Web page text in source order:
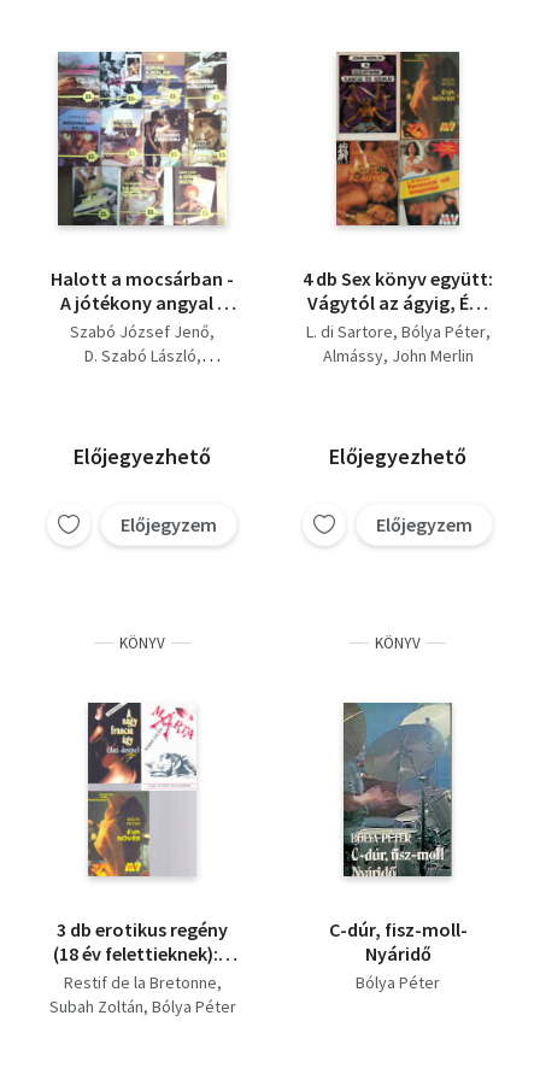
Halott a mocsárban -
A jótékony angyal -
Korona a
reklámszatyorban -
Fekete péntek - A
zokogó zsebtolvaj -
öbölben - Egy pesti
örömlány kalandjai
Szabó József Jenő
D. Szabó László
Berényi József
Kulcsár Ödön André Corin
Előjegyezhető
Előjegyzem
4 db Sex könyv együtt:
Vágytól az ágyig, Éva
nővér, Pornósztár volt
őnagysága, A
L. di Sartore Bólya Péter
Almássy John Merlin
Előjegyezhető
Előjegyzem
KÖNYV
3 db erotikus regény
(18 év felettieknek): A
nagy francia ágy (Anti-
Justine) - Éva nővér -
Restif de la Bretonne
Subah Zoltán Bólya Péter
KÖNYV
C-dúr, fisz-moll-
Nyáridő
Bólya Péter